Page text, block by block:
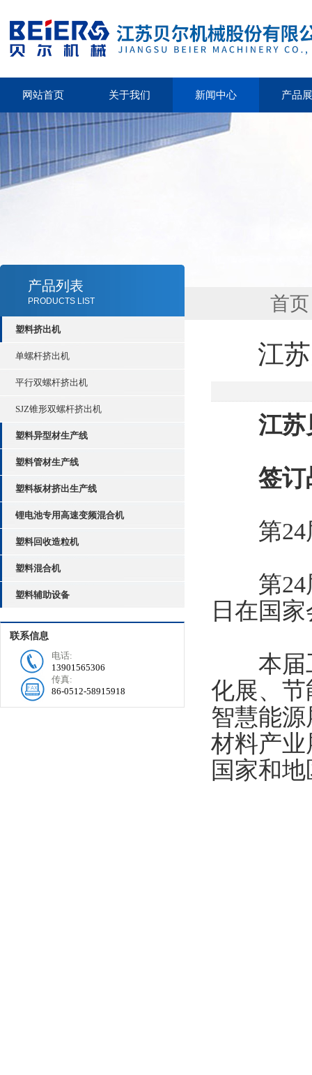
网站首页 关于我们 新闻中心 产品
产品列表
PRODUCTS LIST
塑料挤出机
单螺杆挤出机
平行双螺杆挤出机
SJZ锥形双螺杆挤出机
塑料异型材生产线
塑料管材生产线
塑料板材挤出生产线
锂电池专用高速变频混合机
塑料回收造粒机
塑料混合机
塑料辅助设备
联系信息
电话:
13901565306
传真:
86-0512-58915918
首页
江
江苏
签订
第24届
第24届
日在国
本届工
化展、
智慧能
材料产业
国家和